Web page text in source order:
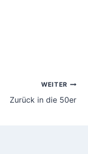
WEITER
Zurück in die 50er